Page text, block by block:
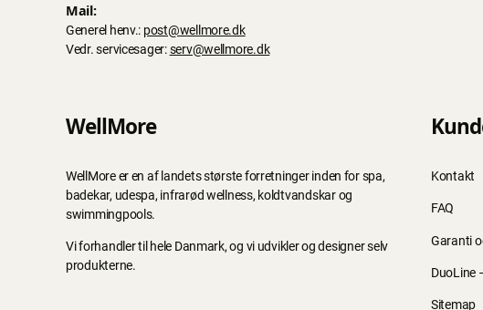
Mail:
Generel henv.: post@wellmore.dk
Vedr. servicesager:serv@wellmore.dk
WellMore
WellMore er en af landets største forretninger inden for spa,
badekar, udespa, infrarød wellness, koldtvandskar og
swimmingpools.
Vi forhandler til hele Danmark, og vi udvikler og designer selv
produkterne.
Kontakt
FAQ
Garanti
DuoLine
Sitemap